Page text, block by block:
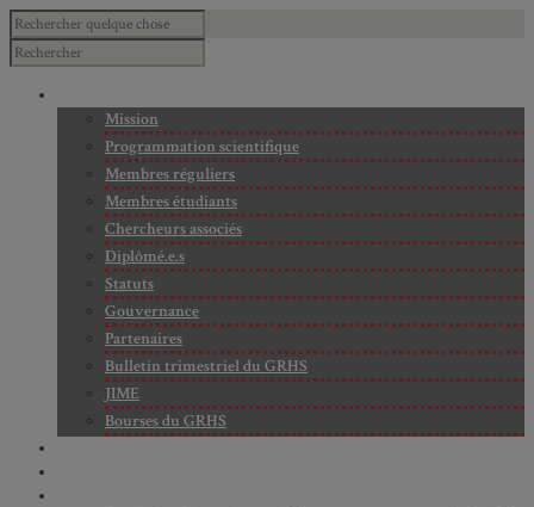
Mission
Programmation scientifique
Membres réguliers
Membres étudiants
Chercheurs associés
Diplômé.e.s
Statuts
Gouvernance
Partenaires
Bulletin trimestriel du GRHS
JIME
Bourses du GRHS